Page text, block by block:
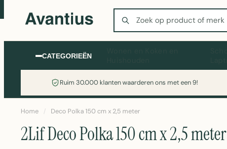
Zoeken
CATEGORIEËN
Ruim 30.000 klanten waarderen ons met een 9!
Home / Deco Polka 150 cm x 2,5 meter
2Lif Deco Polka 150 cm x 2,5 meter